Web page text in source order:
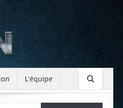
L’équipe